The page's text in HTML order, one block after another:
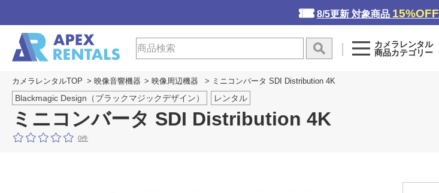
8/5更新 対象商品 15%OFF
カメラレンタル
商品カテゴリー
カメラレンタルTOP > 映像音響機器 > 映像周辺機器 > ミニコンバータ SDI Distribution 4K
Blackmagic Design（ブラックマジックデザイン）
ミニコンバータ SDI Distribution 4K
レンタル
0件